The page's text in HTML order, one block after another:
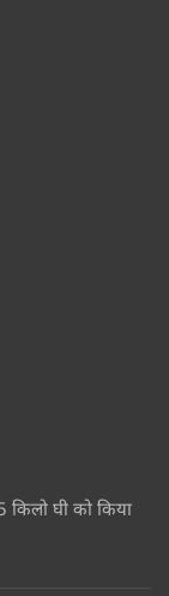
किलो घी को किया